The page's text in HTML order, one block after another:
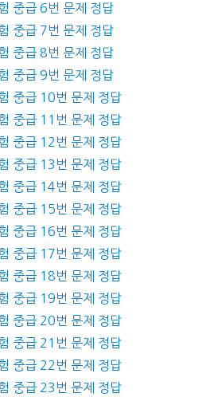
중급 6번 문제 정답
중급 7번 문제 정답
중급 8번 문제 정답
중급 9번 문제 정답
중급 10번 문제 정답
중급 11번 문제 정답
중급 12번 문제 정답
중급 13번 문제 정답
중급 14번 문제 정답
중급 15번 문제 정답
중급 16번 문제 정답
중급 17번 문제 정답
중급 18번 문제 정답
중급 19번 문제 정답
중급 20번 문제 정답
중급 21번 문제 정답
중급 22번 문제 정답
중급 23번 문제 정답